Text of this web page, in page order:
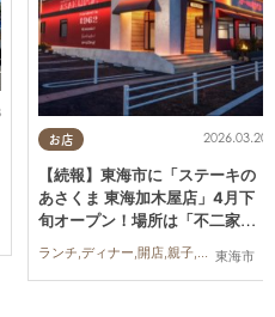
お店
東海市
2026.03.20
【続報】東海市に「ステーキの
あさくま 東海加木屋店」4月下
旬オープン！場所は「不二家レ
ストラン 東海店」跡地
ランチ,ディナー,開店,親子,家族